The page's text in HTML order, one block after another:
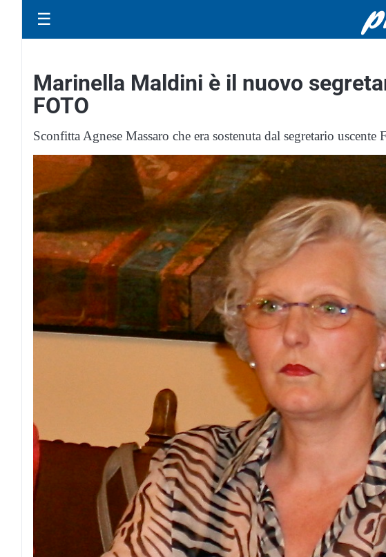
☰
Marinella Maldini è il nuovo
FOTO
Sconfitta Agnese Massaro che era sostenuta dal segretario uscente